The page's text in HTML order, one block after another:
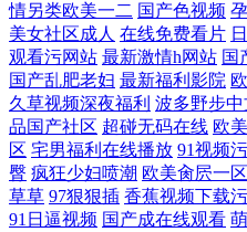
情另类欧美一二 国产色视频
美女社区成人 在线免费看片
观看污网站 最新激情h网站 国
国产乱肥老妇 最新福利影院
久草视频深夜福利 波多野步中
品国产社区 超碰无码在线 欧
区 宅男福利在线播放 91视频
臀 疯狂少妇喷潮 欧美肏屄一
草草 97狠狠插 香蕉视频下载
91日逼视频 国产成在线观看